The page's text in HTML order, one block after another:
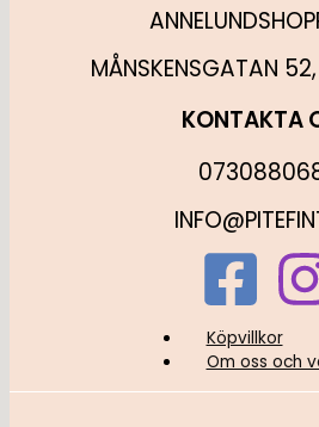
MÅNSKENSGATAN
KONTAKTA
Köpvillkor
Om oss och